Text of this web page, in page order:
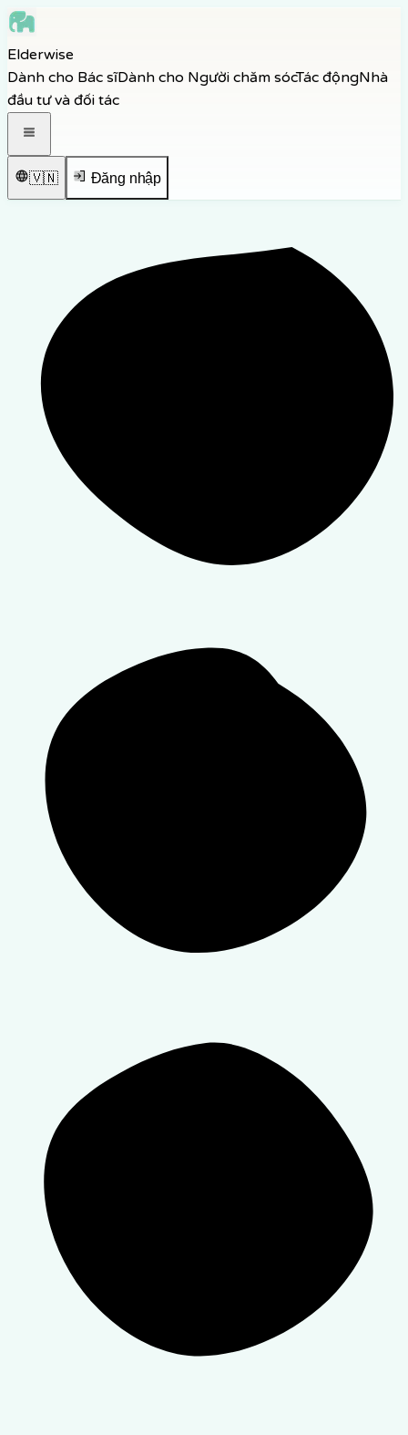
Skip to navigation
Skip to footer
Elderwise
Dành cho Bác sĩDành cho Người chăm sócTác độngNhà
đầu tư và đối tác
🇻🇳 Đăng nhập